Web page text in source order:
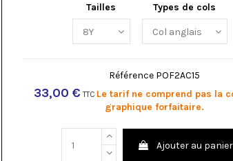
Tailles Types de cols
Référence POF2AC15
33,00 € TTC Le tarif ne comprend pas la
graphique forfaitaire.
Ajouter au panier